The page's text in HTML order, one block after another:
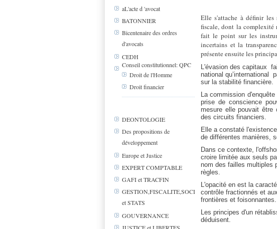
aL'acte d 'avocat
BATONNIER
Bicentenaire des ordres
d'avocats
CEDH
Conseil constitutionnel: QPC
Droit de l'Homme
Droit financier
DEONTOLOGIE
Des propositions de
développement
Europe et Justice
EXPERT COMPTABLE
GAFI et TRACFIN
GESTION,FISCALITE,SOCIAL
et STATS
GOUVERNANCE
Elle s'attache à définir les
fiscale, dont la complexité
fait le point sur les
incertains et la
présente ensuite les
L'évasion des capitaux
national qu’international
sur la stabilité financière.
La commission
prise de conscience
mesure elle pouvait être
des circuits financiers.
Elle a constaté
de différentes manières,
Dans ce contexte,
croire limitée aux seuls
nom des failles multiples
règles.
L'opacité en est la
contrôle fractionnés et
frontières et foisonnantes.
Les principes d'un
déduisent.